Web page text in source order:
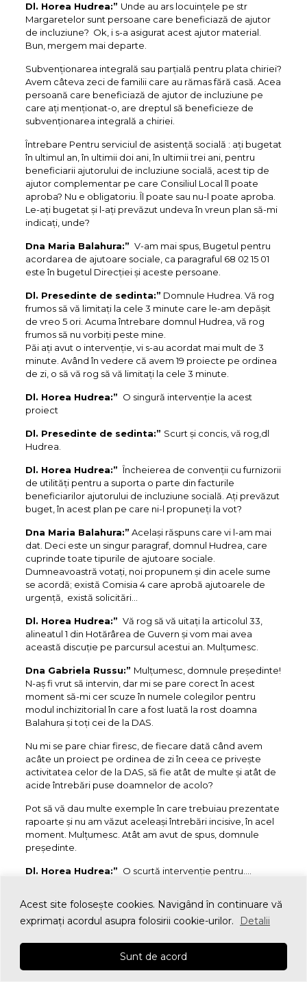
Acest site foloseşte cookies. Navigând în continuare vă
exprimaţi acordul asupra folosirii cookie-urilor.
Detalii
Sunt de acord
Dl. Horea Hudrea:” Unde au ars locuințele pe str
Margaretelor sunt persoane care beneficiază de ajutor
de incluziune? Ok, i s-a asigurat acest ajutor material.
Bun, mergem mai departe.
Subvenționarea integrală sau parțială pentru plata chiriei?
Avem câteva zeci de familii care au rămas fără casă. Acea
persoană care beneficiază de ajutor de incluziune pe
care ați menționat-o, are dreptul să beneficieze de
subvenționarea integrală a chiriei.
Întrebare Pentru serviciul de asistență socială : ați bugetat
în ultimul an, în ultimii doi ani, în ultimii trei ani, pentru
beneficiarii ajutorului de incluziune socială, acest tip de
ajutor complementar pe care Consiliul Local îl poate
aproba? Nu e obligatoriu. Îl poate sau nu-l poate aproba.
Le-ați bugetat și l-ați prevăzut undeva în vreun plan să-mi
indicați, unde?
Dna Maria Balahura:” V-am mai spus, Bugetul pentru
acordarea de ajutoare sociale, ca paragraful 68 02 15 01
este în bugetul Direcției și aceste persoane.
Dl. Presedinte de sedinta:” Domnule Hudrea. Vă rog
frumos să vă limitați la cele 3 minute care le-am depășit
de vreo 5 ori. Acuma întrebare domnul Hudrea, vă rog
frumos să nu vorbiți peste mine.
Păi ați avut o intervenție, vi s-au acordat mai mult de 3
minute. Având în vedere că avem 19 proiecte pe ordinea
de zi, o să vă rog să vă limitați la cele 3 minute.
Dl. Horea Hudrea:” O singură intervenție la acest
proiect
Dl. Presedinte de sedinta:” Scurt și concis, vă rog,dl
Hudrea.
Dl. Horea Hudrea:” Încheierea de convenții cu furnizorii
de utilități pentru a suporta o parte din facturile
beneficiarilor ajutorului de incluziune socială. Ați prevăzut
buget, în acest plan pe care ni-l propuneți la vot?
Dna Maria Balahura:” Același răspuns care vi l-am mai
dat. Deci este un singur paragraf, domnul Hudrea, care
cuprinde toate tipurile de ajutoare sociale.
Dumneavoastră votați, noi propunem și din acele sume
se acordă; există Comisia 4 care aprobă ajutoarele de
urgență, există solicitări…
Dl. Horea Hudrea:” Vă rog să vă uitați la articolul 33,
alineatul 1 din Hotărârea de Guvern și vom mai avea
această discuție pe parcursul acestui an. Mulțumesc.
Dna Gabriela Russu:” Mulțumesc, domnule președinte!
N-aș fi vrut să intervin, dar mi se pare corect în acest
moment să-mi cer scuze în numele colegilor pentru
modul inchizitorial în care a fost luată la rost doamna
Balahura și toți cei de la DAS.
Nu mi se pare chiar firesc, de fiecare dată când avem
acâte un proiect pe ordinea de zi în ceea ce privește
activitatea celor de la DAS, să fie atât de multe și atât de
acide întrebări puse doamnelor de acolo?
Pot să vă dau multe exemple în care trebuiau prezentate
rapoarte și nu am văzut aceleași întrebări incisive, în acel
moment. Mulțumesc. Atât am avut de spus, domnule
președinte.
Dl. Horea Hudrea:” O scurtă intervenție pentru….
Hudrea, sunteți membru și în Comisia nr 4, unde
dumneavoastră, în cadrul ședințelor din Comisia nr. 4,
de săptămâna trecută, nu neapărat în ședința de consiliu,
ca dumneavoastră să veniți cu lecțiile învățate, cînd veniți
în ședință.